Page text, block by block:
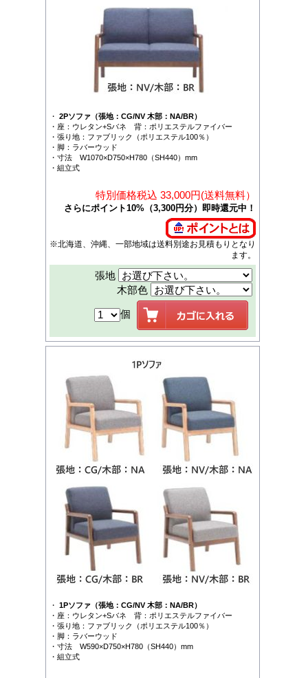
・2Pソファ（張地：CG/NV 木部：NA/BR）
・座：ウレタン+Sバネ 背：ポリエステルファイバー
・張り地：ファブリック（ポリエステル100％）
・脚：ラバーウッド
・寸法 W1070×D750×H780（SH440）mm
・組立式
特別価格税込 33,000円(送料無料）
さらにポイント10%（3,300円分）即時還元中！
※北海道、沖縄、一部地域は送料別途お見積もりとなり
ます。
張地
木部色
個
・1Pソファ（張地：CG/NV 木部：NA/BR）
・座：ウレタン+Sバネ 背：ポリエステルファイバー
・張り地：ファブリック（ポリエステル100％）
・脚：ラバーウッド
・寸法 W590×D750×H780（SH440）mm
・組立式